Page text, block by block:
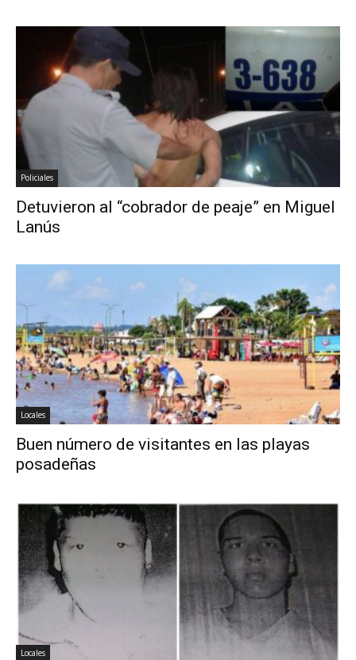
Policiales
Detuvieron al “cobrador de peaje” en Miguel
Lanús
Locales
Buen número de visitantes en las playas
posadeñas
Locales